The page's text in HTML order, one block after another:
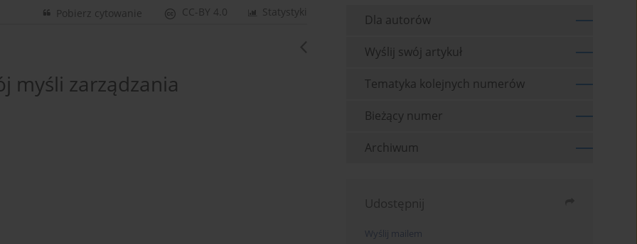
Statystyki
CC-BY 4.0
Pobierz cytowanie
myśli zarządzania
Dla autorów
Wyślij swój artykuł
Tematyka kolejnych numerów
Bieżący numer
Archiwum
Udostępnij
Wyślij mailem